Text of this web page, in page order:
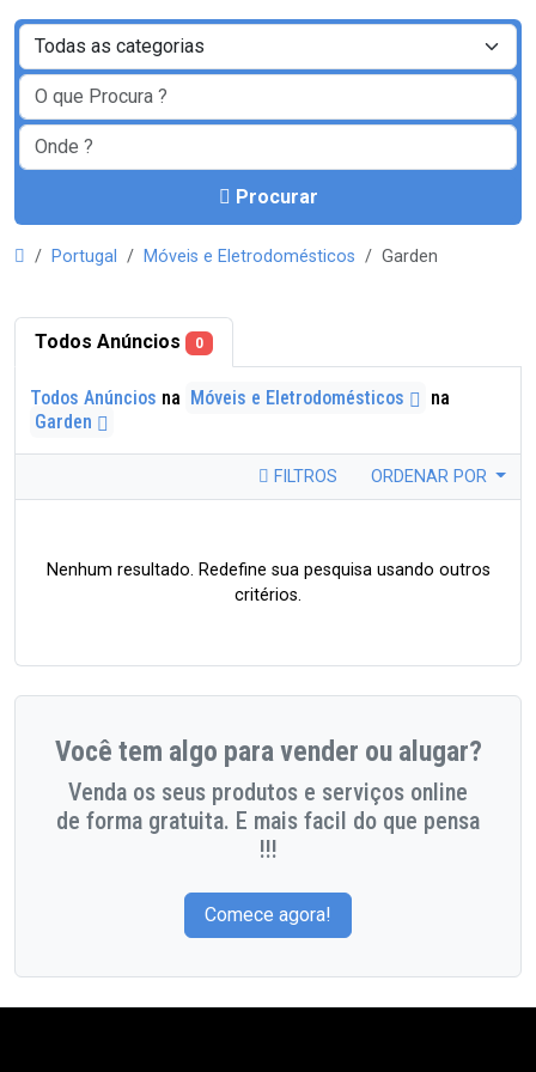
Procurar
Portugal Móveis e Eletrodomésticos Garden
Todos Anúncios 0
Todos Anúncios na Móveis e Eletrodomésticos
na
Garden
FILTROS ORDENAR POR
Nenhum resultado. Redefine sua pesquisa usando outros
critérios.
Você tem algo para vender ou alugar?
Venda os seus produtos e serviços online
de forma gratuita. E mais facil do que pensa
!!!
Comece agora!